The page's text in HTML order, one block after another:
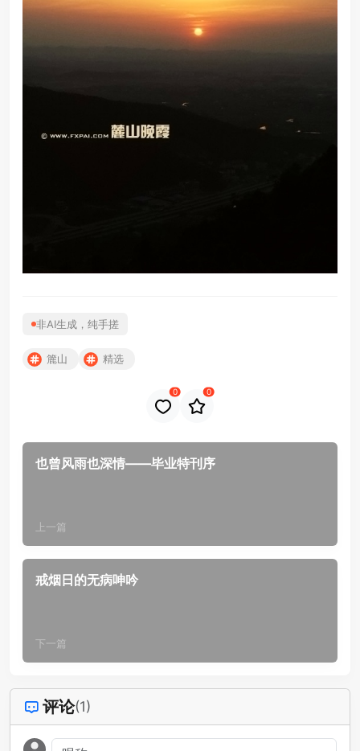
非AI生成，纯手搓
簏山 精选
0 0
也曾风雨也深情——毕业特刊序
上一篇
戒烟日的无病呻吟
下一篇
评论(1)